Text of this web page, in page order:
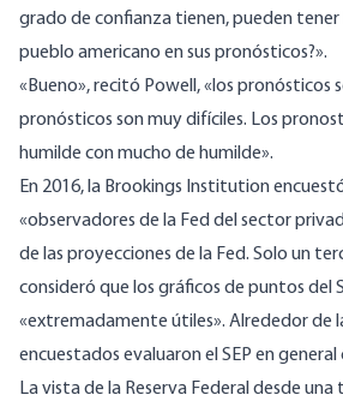
grado de confianza tienen, pueden tener
pueblo americano en sus pronósticos?».
«Bueno», recitó Powell, «los pronósticos
pronósticos son muy difíciles. Los
humilde con mucho de humilde».
En 2016, la Brookings Institution
«observadores de la Fed del sector
de las proyecciones de la Fed. Solo un
consideró que los gráficos de puntos del
«extremadamente útiles». Alrededor de
encuestados evaluaron el SEP en
La vista de la Reserva Federal desde